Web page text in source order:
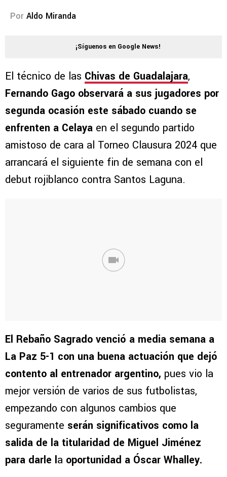
Por Aldo Miranda
¡Síguenos en Google News!
El técnico de las Chivas de Guadalajara,
Fernando Gago observará a sus jugadores por
segunda ocasión este sábado cuando se
enfrenten a Celaya en el segundo partido
amistoso de cara al Torneo Clausura 2024 que
arrancará el siguiente fin de semana con el
debut rojiblanco contra Santos Laguna.
El Rebaño Sagrado venció a media semana a
La Paz 5-1 con una buena actuación que dejó
contento al entrenador argentino, pues vio la
mejor versión de varios de sus futbolistas,
empezando con algunos cambios que
seguramente serán significativos como la
salida de la titularidad de Miguel Jiménez
para darle la oportunidad a Óscar Whalley.